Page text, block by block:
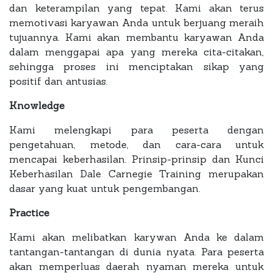
dan keterampilan yang tepat. Kami akan terus
memotivasi karyawan Anda untuk berjuang meraih
tujuannya. Kami akan membantu karyawan Anda
dalam menggapai apa yang mereka cita-citakan,
sehingga proses ini menciptakan sikap yang
positif dan antusias.
Knowledge
Kami melengkapi para peserta dengan
pengetahuan, metode, dan cara-cara untuk
mencapai keberhasilan. Prinsip-prinsip dan Kunci
Keberhasilan Dale Carnegie Training merupakan
dasar yang kuat untuk pengembangan.
Practice
Kami akan melibatkan karywan Anda ke dalam
tantangan-tantangan di dunia nyata. Para peserta
akan memperluas daerah nyaman mereka untuk